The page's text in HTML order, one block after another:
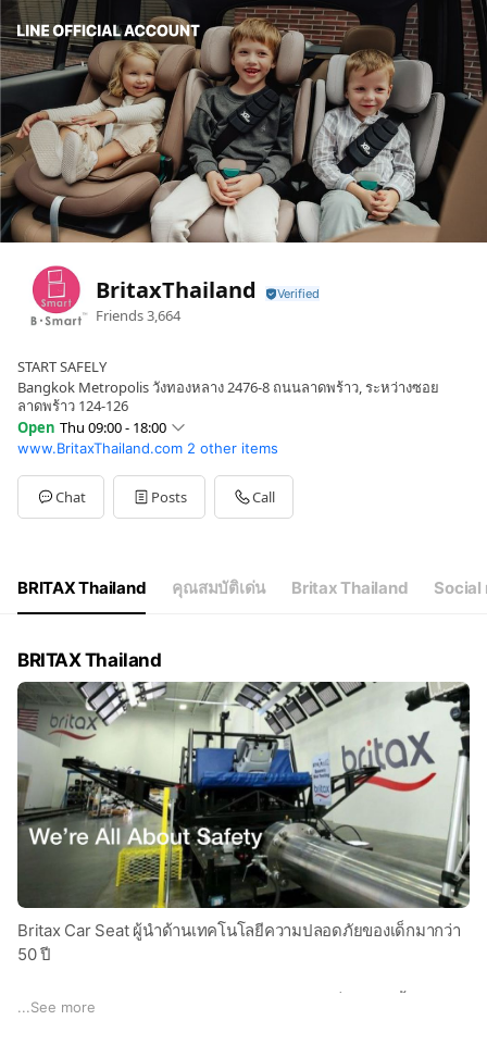
BritaxThailand
Friends3,664
START SAFELY
Bangkok Metropolis วังทองหลาง 2476-8 ถนนลาดพร้าว, ระหว่างซอย
ลาดพร้าว 124-126
Open Thu 09:00 - 18:00
Sun09:00 - 18:00
Mon09:00 - 18:00
Tue09:00 - 18:00
Wed09:00 - 18:00
09:00 - 18:00
www.BritaxThailand.com 2 other items
Chat Posts Call
BRITAX Thailand คุณสมบัติเด่น Britax Thailand Social
BRITAX Thailand
Britax Car Seat ผู้นำด้านเทคโนโลยีความปลอดภัยของเด็กมากว่า
50 ปี
Britax Römer ผู้ผลิตและพัฒนาคาร์ซีทสำหรับเด็กทุกวัย ตั้งแต่คาร์
...See more